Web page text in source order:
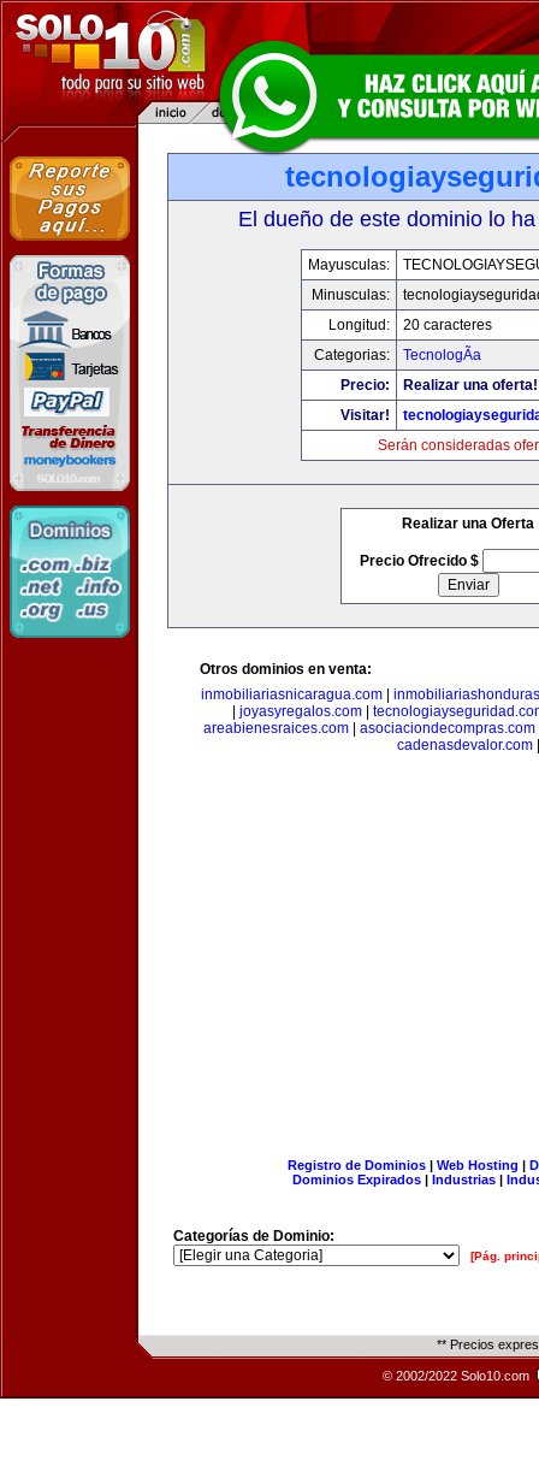
El dueño de este dominio lo
Mayusculas:
Minusculas:
Longitud:
20 caracteres
Categorias:
TecnologÃ­a
Precio:
Realizar una oferta!
Visitar!
Serán consideradas
Realizar una Oferta
Precio Ofrecido $
Otros dominios en venta:
inmobiliariasnicaragua.com|
joyasyregalos.com
areabienesraices.com| asociaciondecompras.com
cadenasdevalor.com|
Registro de Dominios| Web Hosting |
Dominios Expirados | Industrias |
Categorías de Dominio:
[Pág.
** Precios
© 2002/2022 Solo10.com